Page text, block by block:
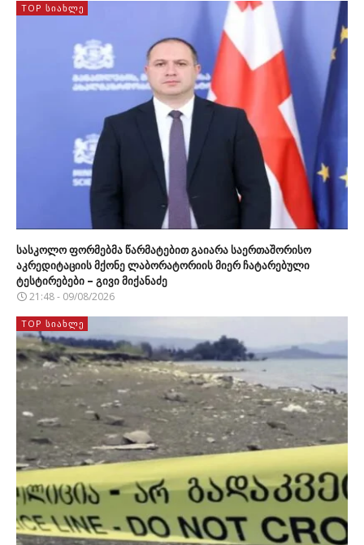
TOP ᲡᲘᲐᲮᲚᲔ
სასკოლო ფორმებმა წარმატებით გაიარა საერთაშორისო
აკრედიტაციის მქონე ლაბორატორიის მიერ ჩატარებული
ტესტირებები – გივი მიქანაძე
21:48 - 09/08/2026
TOP ᲡᲘᲐᲮᲚᲔ